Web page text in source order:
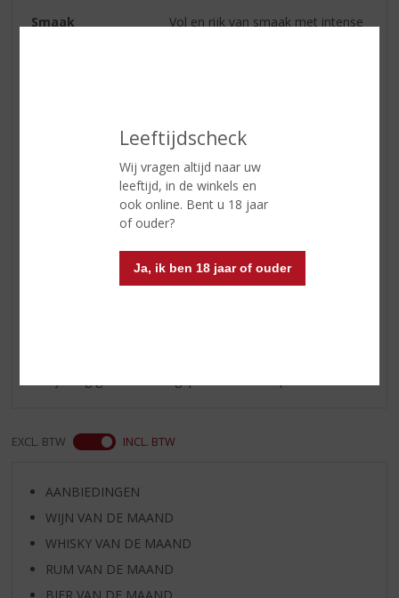
Leeftijdscheck
Wij vragen altijd naar uw
leeftijd, in de winkels en
ook online. Bent u 18 jaar
of ouder?
Ja, ik ben 18 jaar of ouder
Smaak
Vol en rijk van smaak met intense
Een lange, warme afdronk met
aanhoudende sherrytonen,
subtiele rooksmaak en een
elegante balans tussen zoetheid
en turf die de oorsprong op Islay
EXCL. BTW INCL. BTW
AANBIEDINGEN
WIJN VAN DE MAAND
WHISKY VAN DE MAAND
RUM VAN DE MAAND